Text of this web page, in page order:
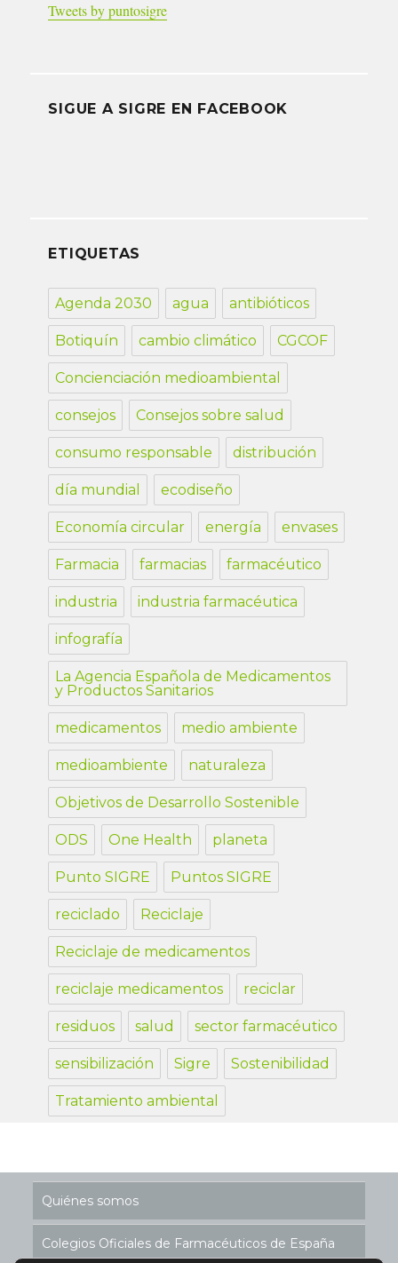
Tweets by puntosigre
SIGUE A SIGRE EN FACEBOOK
ETIQUETAS
Agenda 2030 agua antibióticos
Botiquín cambio climático CGCOF
Concienciación medioambiental
consejos Consejos sobre salud
consumo responsable distribución
día mundial ecodiseño
Economía circular energía envases
Farmacia farmacias farmacéutico
industria industria farmacéutica
infografía
La Agencia Española de Medicamentos
y Productos Sanitarios
medicamentos medio ambiente
medioambiente naturaleza
Objetivos de Desarrollo Sostenible
ODS One Health planeta
Punto SIGRE Puntos SIGRE
reciclado Reciclaje
Reciclaje de medicamentos
reciclaje medicamentos reciclar
residuos salud sector farmacéutico
sensibilización Sigre Sostenibilidad
Tratamiento ambiental
Quiénes somos
Colegios Oficiales de Farmacéuticos de España